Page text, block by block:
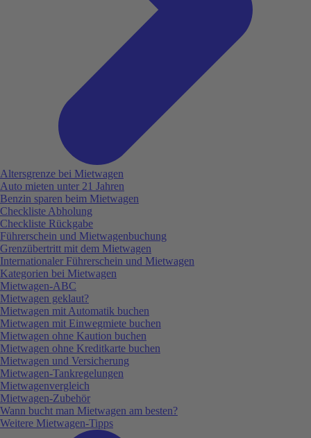
Altersgrenze bei Mietwagen
Auto mieten unter 21 Jahren
Benzin sparen beim Mietwagen
Checkliste Abholung
Checkliste Rückgabe
Führerschein und Mietwagenbuchung
Grenzübertritt mit dem Mietwagen
Internationaler Führerschein und Mietwagen
Kategorien bei Mietwagen
Mietwagen-ABC
Mietwagen geklaut?
Mietwagen mit Automatik buchen
Mietwagen mit Einwegmiete buchen
Mietwagen ohne Kaution buchen
Mietwagen ohne Kreditkarte buchen
Mietwagen und Versicherung
Mietwagen-Tankregelungen
Mietwagenvergleich
Mietwagen-Zubehör
Wann bucht man Mietwagen am besten?
Weitere Mietwagen-Tipps